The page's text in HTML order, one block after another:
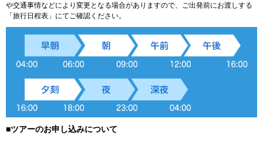
や交通事情などにより変更となる場合がありますので、ご出発前にお渡しする
「旅行日程表」にてご確認ください。
■ツアーのお申し込みについて